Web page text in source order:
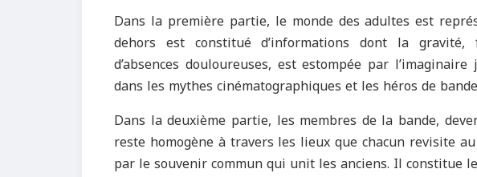
Dans la première partie, le monde des adultes est
dehors est constitué d’informations dont la
d’absences douloureuses, est estompée par
dans les mythes cinématographiques et les héros de
Dans la deuxième partie, les membres de la bande,
reste homogène à travers les lieux que chacun revisite
par le souvenir commun qui unit les anciens. Il constitue